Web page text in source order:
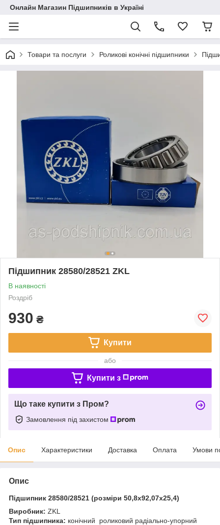
Онлайн Магазин Підшипників в Україні
Товари та послуги Роликові конічні підшипники
Підшипник 28580/28521 ZKL
В наявності
Роздріб
930 ₴
Купити
або
Купити з
Що таке купити з Пром?
Замовлення під захистом
Опис Характеристики Доставка Оплата Умови
Опис
Підшипник 28580/28521 (розміри 50,8x92,07x25,4)
Виробник: ZKL
Тип підшипника: конічний роликовий радіально-упорний